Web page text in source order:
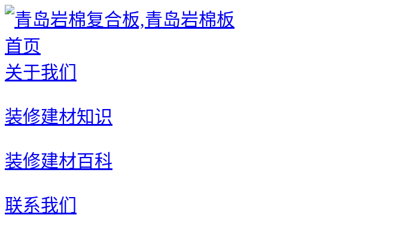
首页
关于我们
装修建材知识
装修建材百科
联系我们